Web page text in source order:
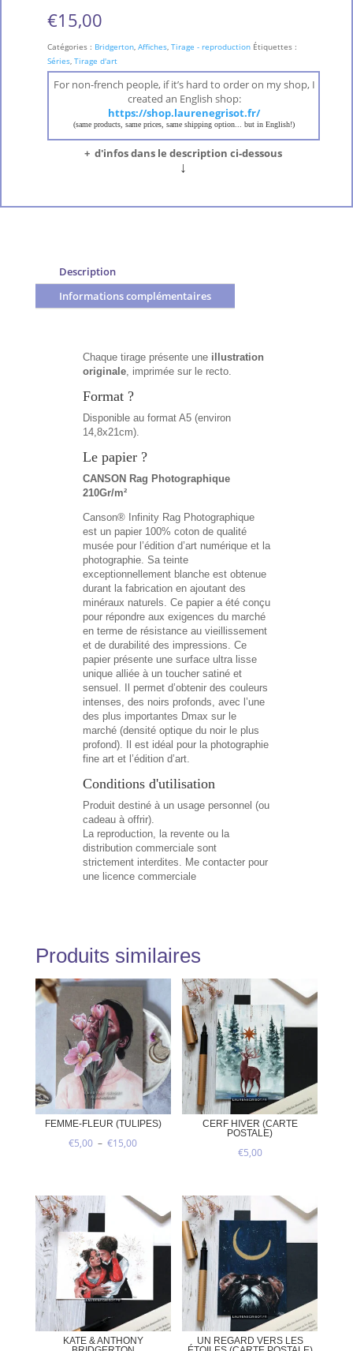
€15,00
Catégories : Bridgerton,Affiches,Tirage - reproduction Étiquettes :
Séries,Tirage d'art
For non-french people, if it’s hard to order on my shop, I
created an English shop:
https://shop.laurenegrisot.fr/
(same products, same prices, same shipping option... but in English!)
+ d'infos dans le description ci-dessous
↓
Description
Informations complémentaires
Chaque tirage présente une illustration
originale, imprimée sur le recto.
Format ?
Disponible au format A5 (environ
14,8x21cm).
Le papier ?
CANSON Rag Photographique
210Gr/m²
Canson® Infinity Rag Photographique
est un papier 100% coton de qualité
musée pour l’édition d’art numérique et la
photographie. Sa teinte
exceptionnellement blanche est obtenue
durant la fabrication en ajoutant des
minéraux naturels. Ce papier a été conçu
pour répondre aux exigences du marché
en terme de résistance au vieillissement
et de durabilité des impressions. Ce
papier présente une surface ultra lisse
unique alliée à un toucher satiné et
sensuel. Il permet d’obtenir des couleurs
intenses, des noirs profonds, avec l’une
des plus importantes Dmax sur le
marché (densité optique du noir le plus
profond). Il est idéal pour la photographie
fine art et l’édition d’art.
Conditions d'utilisation
Produit destiné à un usage personnel (ou
cadeau à offrir).
La reproduction, la revente ou la
distribution commerciale sont
strictement interdites. Me contacter pour
une licence commerciale
Produits similaires
FEMME-FLEUR (TULIPES)
€5,00 – €15,00Plage
€5,00
€15,00
CERF HIVER (CARTE
POSTALE)
€5,00
KATE & ANTHONY
UN REGARD VERS LES